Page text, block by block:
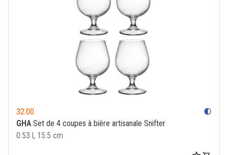
32.00 contrast
GHA Set de 4 coupes à bière artisanale Snifter
0.53 l, 15.5 cm